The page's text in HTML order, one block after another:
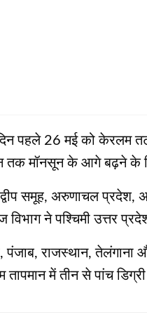
पहले 26 मई को केरलम
तक मॉनसून के आगे बढ़ने के
समूह, अरुणाचल प्रदेश,
ने पश्चिमी उत्तर
पंजाब, राजस्थान,
में तीन से पांच